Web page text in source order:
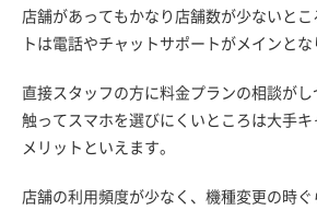
店舗があってもかなり店舗数が少ないと
トは電話やチャットサポートがメインとな
直接スタッフの方に料金プランの相談が
触ってスマホを選びにくいところは大手
メリットといえます。
店舗の利用頻度が少なく、機種変更の時